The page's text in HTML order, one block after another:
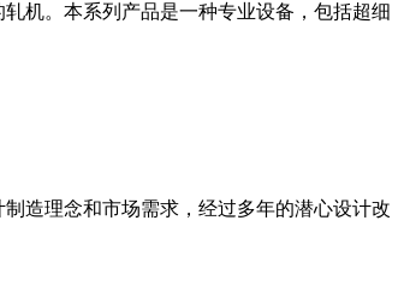
机。本系列产品是一种专业设备，包括超细
造理念和市场需求，经过多年的潜心设计改